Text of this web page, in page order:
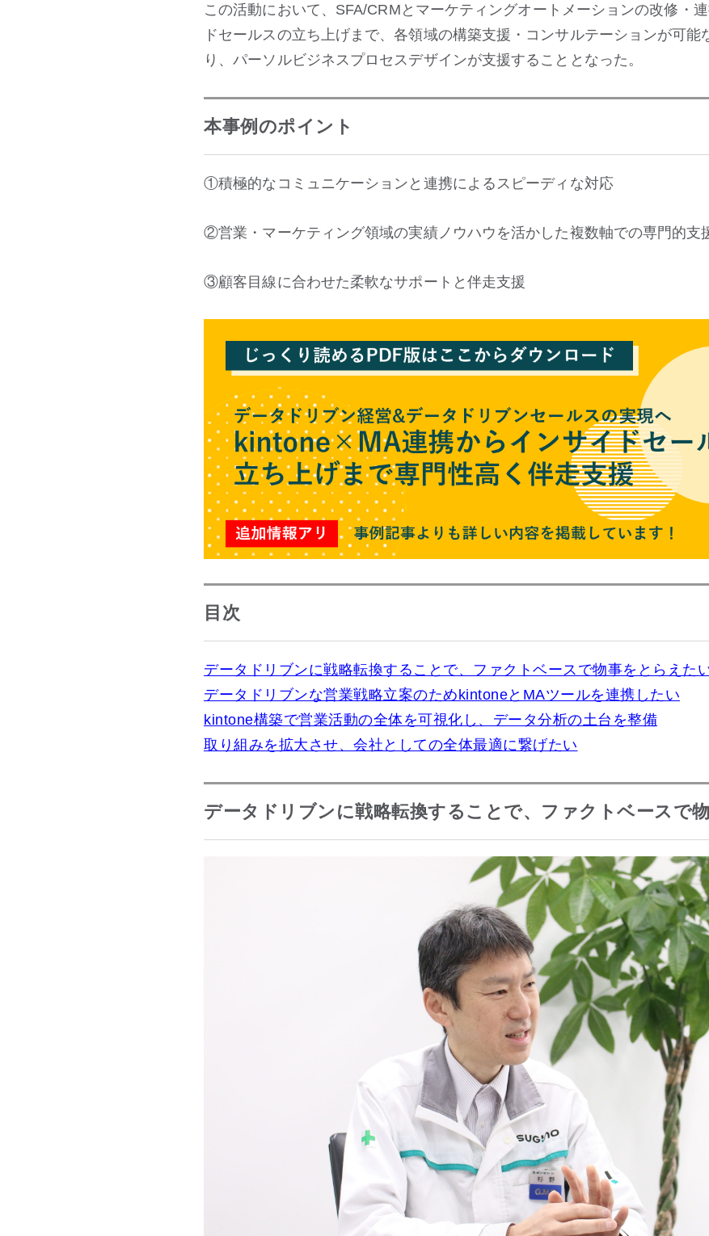
この活動において、SFA/CRMとマーケティングオートメーションの改修・
ドセールスの立ち上げまで、各領域の構築支援・コンサルテーションが可能
り、パーソルビジネスプロセスデザインが支援することとなった。
本事例のポイント
①積極的なコミュニケーションと連携によるスピーディな対応
②営業・マーケティング領域の実績ノウハウを活かした複数軸での専門的支
③顧客目線に合わせた柔軟なサポートと伴走支援
目次
データドリブンに戦略転換することで、ファクトベースで物事をとらえた
データドリブンな営業戦略立案のためkintoneとMAツールを連携したい
kintone構築で営業活動の全体を可視化し、データ分析の土台を整備
取り組みを拡大させ、会社としての全体最適に繋げたい
データドリブンに戦略転換することで、ファクトベースで